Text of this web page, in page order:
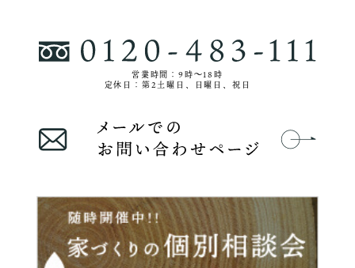
営業時間：9時〜18時
定休日：第2土曜日、日曜日、祝日